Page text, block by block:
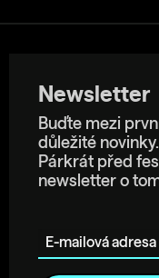
Newsletter
Buďte mezi
důležité novinky.
Párkrát před
newsletter o